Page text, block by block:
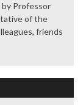
Professor
of the
friends